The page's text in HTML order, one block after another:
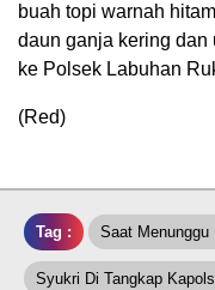
buah topi warnah
daun ganja kering dan
ke Polsek Labuhan
(Red)
Tag : Saat Menunggu
Syukri Di Tangkap